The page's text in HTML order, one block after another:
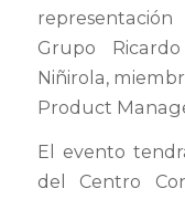
Grupo
Niñirola,
Product
El evento
del Centro